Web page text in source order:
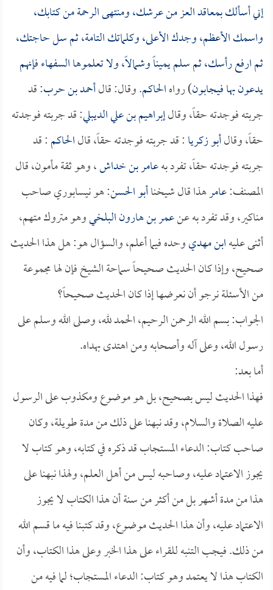
إني أسألك بمعاقد العز من عرشك، ومنتهى الرحمة من كتابك،
واسمك الأعظم، وجدك الأعلى، وكلماتك التامة، ثم سل حاجتك،
ثم ارفع رأسك، ثم سلم يميناً وشمالاً، ولا تعلموها السفهاء فإنهم
يدعون بها فيجابون) رواهالحاكم. وقال: قالأحمد بن حرب: قد
جربته فوجدته حقاً، وقالإبراهيم بن علي الديبلي: قد جربته فوجدته
حقاً، وقالأبو زكريا: قد جربته فوجدته حقاً، قالالحاكم: قد
جربته فوجدته حقاً، تفرد بهعامر بن خداش، وهو ثقة مأمون، قال
المصنف:عامرهذا قال شيخناأبو الحسن: هو نيسابوري صاحب
مناكير، وقد تفرد به عنعمر بن هارون البلخيوهو متروك متهم،
أثنى عليهابن مهديوحده فيما أعلم، والسؤال هو: هل هذا الحديث
صحيح، وإذا كان الحديث صحيحاً سماحة الشيخ فإن لها مجموعة
من الأسئلة نرجو أن نعرضها إذا كان الحديث صحيحاً؟
الجواب: بسم الله الرحمن الرحيم، الحمد لله، وصلى الله وسلم على
رسول الله، وعلى آله وأصحابه ومن اهتدى بهداه.
أما بعد:
فهذا الحديث ليس بصحيح، بل هو موضوع ومكذوب على الرسول
عليه الصلاة والسلام، وقد نبهنا على ذلك من مدة طويلة، وكان
صاحب كتاب: الدعاء المستجاب قد ذكره في كتابه، وهو كتاب لا
يجوز الاعتماد عليه، وصاحبه ليس من أهل العلم، ولهذا نبهنا على
هذا من مدة أشهر بل من أكثر من سنة أن هذا الكتاب لا يجوز
الاعتماد عليه، وأن هذا الحديث موضوع، وقد كتبنا فيه ما قسم الله
من ذلك. فيجب التنبه للقراء على هذا الخبر وعلى هذا الكتاب، وأن
الكتاب هذا لا يعتمد وهو كتاب: الدعاء المستجاب؛ لما فيه من